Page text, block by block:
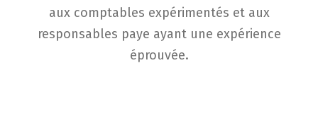
aux comptables expérimentés et aux
responsables paye ayant une expérience
éprouvée.